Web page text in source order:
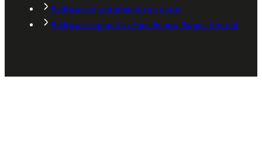
Políticas de tratamiento de datos
Políticas corporativa Zona Franca Parque Central